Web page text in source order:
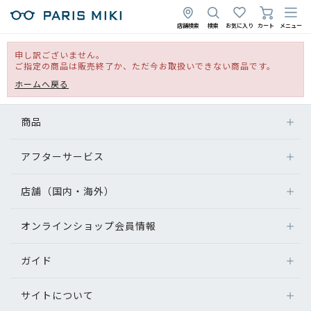
店舗検索 検索 お気に入り カート メニュー
申し訳ございません。
ご指定の商品は販売終了か、ただ今お取扱いできない商品です。
ホームへ戻る
商品
アフターサービス
店舗（国内・海外）
オンラインショップ会員情報
ガイド
サイトについて